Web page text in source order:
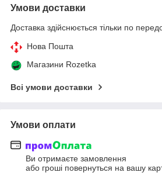
Умови доставки
Доставка здійснюється тільки по
Нова Пошта
Магазини Rozetka
Всі умови доставки
Умови оплати
Ви отримаєте замовлення
або гроші повернуться на вашу